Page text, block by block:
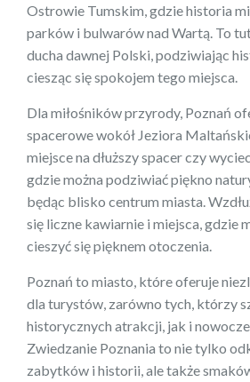
Ostrowie Tumskim, gdzie historia
parków i bulwarów nad Wartą. To
ducha dawnej Polski, podziwiając
ciesząc się spokojem tego miejsca.
Dla miłośników przyrody, Poznań
spacerowe wokół Jeziora
miejsce na dłuższy spacer czy
gdzie można podziwiać piękno
będąc blisko centrum miasta.
się liczne kawiarnie i miejsca, gdzie
cieszyć się pięknem otoczenia.
Poznań to miasto, które oferuje
dla turystów, zarówno tych, którzy
historycznych atrakcji, jak i
Zwiedzanie Poznania to nie tylko
zabytków i historii, ale także